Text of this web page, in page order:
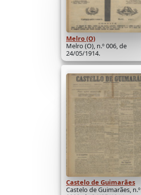
Melro (O)
Melro (O), n.º 006, de
24/05/1914.
Castelo de Guimarães
Castelo de Guimarães, n.º